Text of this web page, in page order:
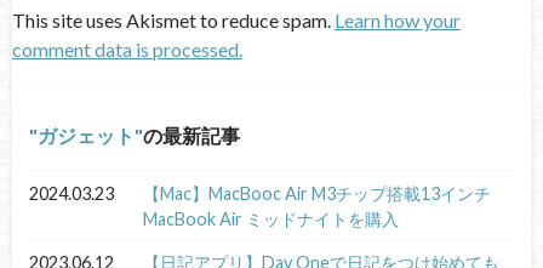
This site uses Akismet to reduce spam. Learn how your
comment data is processed.
ガジェット の最新記事
2024.03.23
【Mac】MacBooc Air M3チップ搭載13インチ
MacBook Air ミッドナイトを購入
2023.06.12
【日記アプリ】Day Oneで日記をつけ始めても